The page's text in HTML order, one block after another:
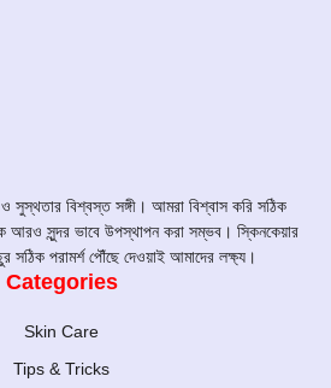
ও সুস্থতার বিশ্বস্ত সঙ্গী। আমরা বিশ্বাস করি সঠিক
আরও সুন্দর ভাবে উপস্থাপন করা সম্ভব। স্কিনকেয়ার
সঠিক পরামর্শ পৌঁছে দেওয়াই আমাদের লক্ষ্য।
Categories
Skin Care
Tips & Tricks